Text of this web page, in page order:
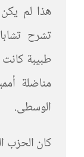
هذا لم
مناضلة
الوسطى.
كان الحزب